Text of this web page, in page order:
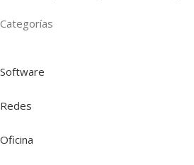
Categorías
Software
Redes
Oficina